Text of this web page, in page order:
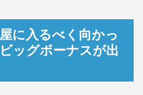
に入るべく向かっ
ッグボーナスが出